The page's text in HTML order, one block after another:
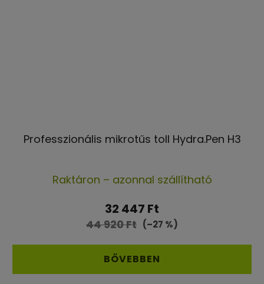
Professzionális mikrotűs toll Hydra.Pen H3
termék
átlagos
értékelése
ből
5,0
Raktáron – azonnal szállítható
32 447 Ft
44 920 Ft (–27 %)
BŐVEBBEN